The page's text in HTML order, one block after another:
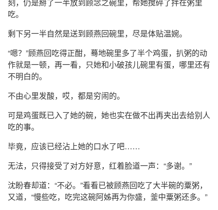
吃。
剩下另一半自然是送到顾燕回碗里，尽是体贴温婉。
“嗯？”顾燕回吃得正酣，蓦地碗里多了半个鸡蛋，扒粥的动
作就是一顿，再一看，只她和小破孩儿碗里有蛋，哪里还有
不明白的。
不由心里发酸，哎，都是穷闹的。
可是鸡蛋既已入了她的碗，她也实在做不出再夹出去给别人
吃的事。
毕竟，应该已经沾上她的口水了吧……
无法，只得接受了对方好意，红着脸道一声：“多谢。”
沈盼春却道：“不必。”看看已被顾燕回吃了大半碗的粟粥，
又道，“慢些吃，吃完这碗阿姊再为你盛，釜中粟粥还多。”